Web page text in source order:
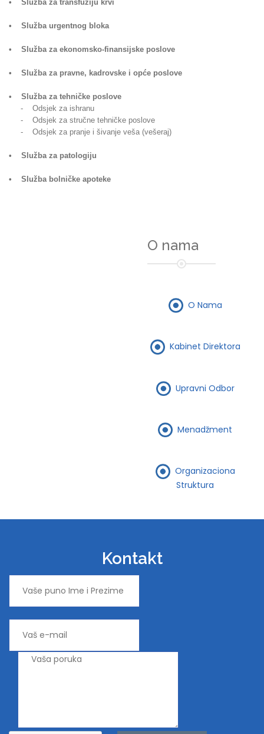
• Služba za transfuziju krvi
• Služba urgentnog bloka
• Služba za ekonomsko-finansijske poslove
• Služba za pravne, kadrovske i opće poslove
• Služba za tehničke poslove
- Odsjek za ishranu
- Odsjek za stručne tehničke poslove
- Odsjek za pranje i šivanje veša (vešeraj)
• Služba za patologiju
• Služba bolničke apoteke
O nama
O Nama
Kabinet Direktora
Upravni Odbor
Menadžment
Organizaciona
Struktura
Kontakt